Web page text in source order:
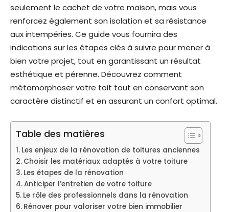
seulement le cachet de votre maison, mais vous
renforcez également son isolation et sa résistance
aux intempéries. Ce guide vous fournira des
indications sur les étapes clés à suivre pour mener à
bien votre projet, tout en garantissant un résultat
esthétique et pérenne. Découvrez comment
métamorphoser votre toit tout en conservant son
caractère distinctif et en assurant un confort optimal.
Table des matières
Les enjeux de la rénovation de toitures anciennes
Choisir les matériaux adaptés à votre toiture
Les étapes de la rénovation
Anticiper l’entretien de votre toiture
Le rôle des professionnels dans la rénovation
Rénover pour valoriser votre bien immobilier